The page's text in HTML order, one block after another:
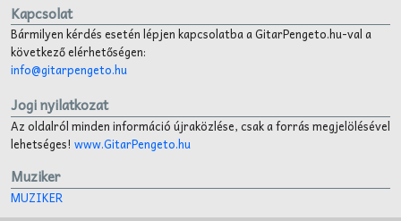
Kapcsolat
Bármilyen kérdés esetén lépjen kapcsolatba a GitarPengeto.hu-val a
következő elérhetőségen:
info@gitarpengeto.hu
Jogi nyilatkozat
Az oldalról minden információ újraközlése, csak a forrás megjelölésével
lehetséges! www.GitarPengeto.hu
Muziker
MUZIKER